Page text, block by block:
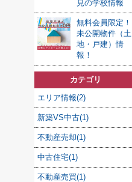
見の学校情報
無料会員限定！
未公開物件（土
地・戸建）情
報！
カテゴリ
エリア情報(2)
新築VS中古(1)
不動産売却(1)
中古住宅(1)
不動産売買(1)